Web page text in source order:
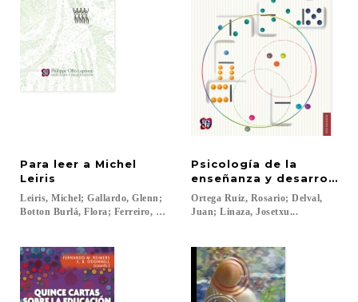
Para leer a Michel
Leiris
Leiris, Michel; Gallardo, Glenn;
Botton Burlá, Flora; Ferreiro, Jorge; Mansour, Mónica; Jaua, Virginia;
Psicología de la
enseñanza y desarrollo
Ortega Ruiz, Rosario; Delval,
Juan; Linaza, Josetxu...